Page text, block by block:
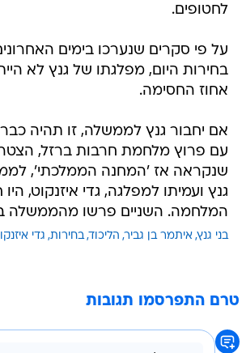
לחטופים.
על פי סקרים שנערכו בימים
בחירות היום, מפלגתו של גנץ לא
אחוז החסימה.
אם יחבור גנץ לממשלה, זו תהיה
עם פרוץ מלחמת חרבות ברזל,
שנקראה אז 'המחנה הממלכתי',
גנץ ועמיתו למפלגה, גדי איזנקוט,
המלחמה. השניים פרשו מהממשלה ביוני
בני גנץ איתמר בן גביר הליכוד בחירות גדי
טרם התפרסמו תגובות